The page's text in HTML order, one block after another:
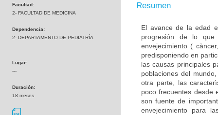
Facultad:
2- FACULTAD DE MEDICINA
Dependencia:
2- DEPARTAMENTO DE PEDIATRÍA
Lugar:
---
Duración:
18 meses
Resumen
El avance de la edad
progresión de lo que
envejecimiento (
predisponiendo en
las causas principales
poblaciones del
otra parte, las
poco frecuentes desde
son fuente de
envejecimiento para